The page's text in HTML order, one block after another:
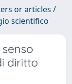
or articles /
scientifico
diritto